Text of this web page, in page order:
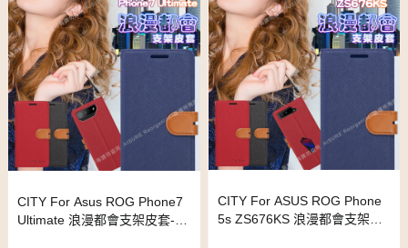
CITY For Asus ROG Phone7
Ultimate 浪漫都會支架皮套-黑
CITY For ASUS ROG Phone
5s ZS676KS 浪漫都會支架皮